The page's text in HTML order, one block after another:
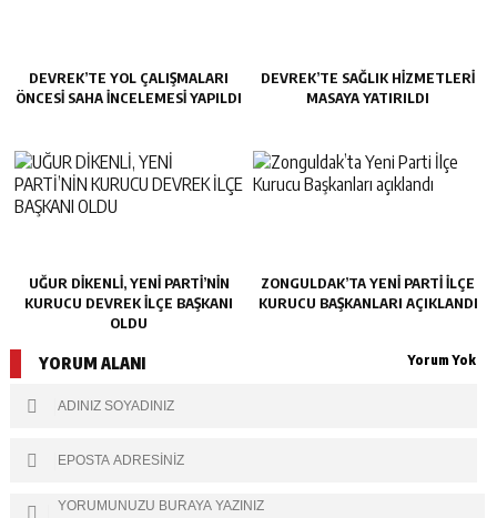
DEVREK’TE YOL ÇALIŞMALARI
ÖNCESI SAHA İNCELEMESI YAPILDI
DEVREK’TE SAĞLIK HIZMETLERI
MASAYA YATIRILDI
UĞUR DİKENLİ, YENİ PARTİ’NİN
KURUCU DEVREK İLÇE BAŞKANI
OLDU
ZONGULDAK’TA YENI PARTI İLÇE
KURUCU BAŞKANLARI AÇIKLANDI
YORUM ALANI Yorum Yok